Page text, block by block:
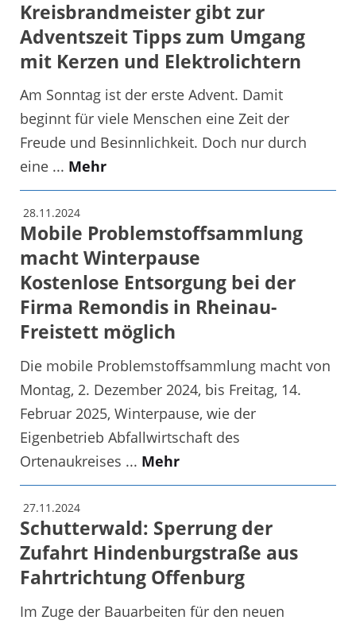
Kreisbrandmeister gibt zur
Adventszeit Tipps zum Umgang
mit Kerzen und Elektrolichtern
Am Sonntag ist der erste Advent. Damit
beginnt für viele Menschen eine Zeit der
Freude und Besinnlichkeit. Doch nur durch
eine ... Mehr
28.11.2024
Mobile Problemstoffsammlung
macht Winterpause
Kostenlose Entsorgung bei der
Firma Remondis in Rheinau-
Freistett möglich
Die mobile Problemstoffsammlung macht von
Montag, 2. Dezember 2024, bis Freitag, 14.
Februar 2025, Winterpause, wie der
Eigenbetrieb Abfallwirtschaft des
Ortenaukreises ... Mehr
27.11.2024
Schutterwald: Sperrung der
Zufahrt Hindenburgstraße aus
Fahrtrichtung Offenburg
Im Zuge der Bauarbeiten für den neuen